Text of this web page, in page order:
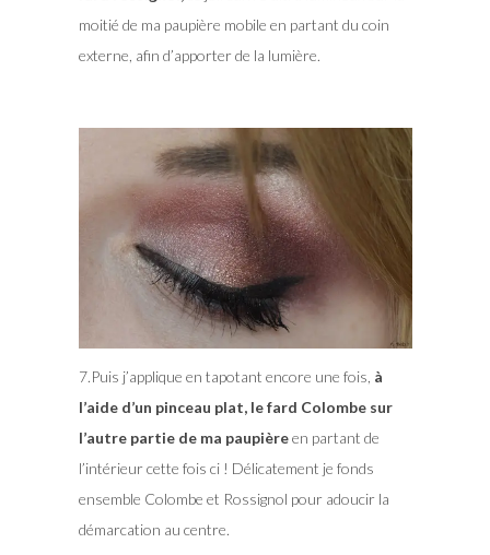
moitié de ma paupière mobile en partant du coin
externe, afin d’apporter de la lumière.
7.Puis j’applique en tapotant encore une fois, à
l’aide d’un pinceau plat, le fard Colombe sur
l’autre partie de ma paupièreen partant de
l’intérieur cette fois ci ! Délicatement je fonds
ensemble Colombe et Rossignol pour adoucir la
démarcation au centre.